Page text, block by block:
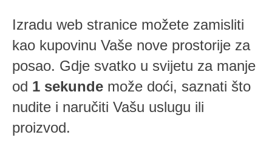
Izradu web stranice možete zamisliti
kao kupovinu Vaše nove prostorije za
posao. Gdje svatko u svijetu za manje
od 1 sekunde može doći, saznati što
nudite i naručiti Vašu uslugu ili
proizvod.